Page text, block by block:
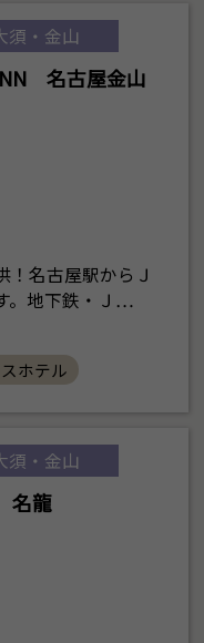
須・金山
名古屋金山
！名古屋駅からＪ
。地下鉄・Ｊ…
ホテル
須・金山
龍